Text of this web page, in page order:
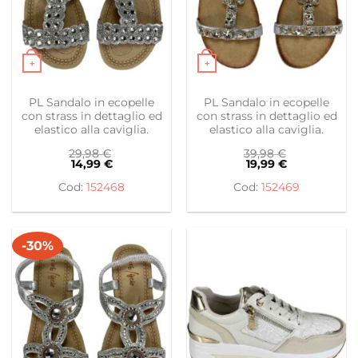
+
Questo prodotto ha più varianti. Le opzioni possono
PL Sandalo in ecopelle
con strass in dettaglio ed
elastico alla caviglia.
29,98€
14,99 €
152468
+
Questo prodotto ha più
PL Sandalo in ecopelle
con strass in dettaglio ed
elastico alla caviglia.
39,98€
19,99 €
152469
-30%